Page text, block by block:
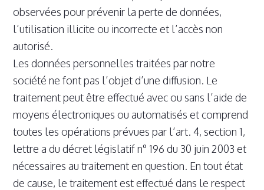
observées pour prévenir la perte de données,
l’utilisation illicite ou incorrecte et l’accès non
autorisé.
Les données personnelles traitées par notre
société ne font pas l’objet d’une diffusion. Le
traitement peut être effectué avec ou sans l’aide de
moyens électroniques ou automatisés et comprend
toutes les opérations prévues par l’art. 4, section 1,
lettre a du décret législatif n° 196 du 30 juin 2003 et
nécessaires au traitement en question. En tout état
de cause, le traitement est effectué dans le respect